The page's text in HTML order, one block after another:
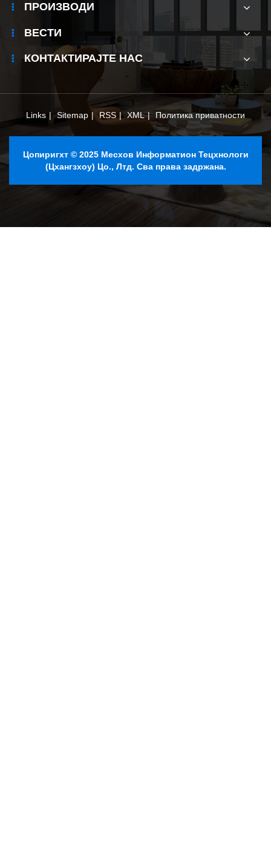
ПРОИЗВОДИ
ВЕСТИ
КОНТАКТИРАЈТЕ НАС
Links | Sitemap | RSS | XML | Политика приватности
Цопиригхт © 2025 Месхов Информатион Тецхнологи
(Цхангзхоу) Цо., Лтд. Сва права задржана.